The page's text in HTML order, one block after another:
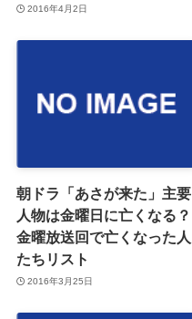
2016年4月2日
朝ドラ「あさが来た」主要
人物は金曜日に亡くなる？
金曜放送回で亡くなった人
たちリスト
2016年3月25日